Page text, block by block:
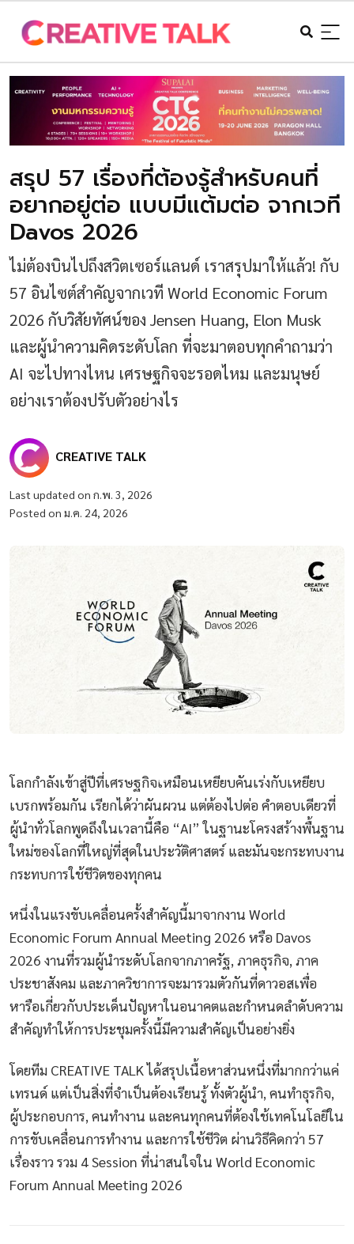
สรุป 57 เรื่องที่ต้องรู้สำหรับคนที่
อยากอยู่ต่อ แบบมีแต้มต่อ จากเวที
Davos 2026
ไม่ต้องบินไปถึงสวิตเซอร์แลนด์ เราสรุปมาให้แล้ว! กับ
57 อินไซต์สำคัญจากเวที World Economic Forum
2026 กับวิสัยทัศน์ของ Jensen Huang, Elon Musk
และผู้นำความคิดระดับโลก ที่จะมาตอบทุกคำถามว่า
AI จะไปทางไหน เศรษฐกิจจะรอดไหม และมนุษย์
อย่างเราต้องปรับตัวอย่างไร
CREATIVE TALK
Last updated on ก.พ. 3, 2026
Posted on ม.ค. 24, 2026
โลกกำลังเข้าสู่ปีที่เศรษฐกิจเหมือนเหยียบคันเร่งกับเหยียบ
เบรกพร้อมกัน เรียกได้ว่าผันผวน แต่ต้องไปต่อ คำตอบเดียวที่
ผู้นำทั่วโลกพูดถึงในเวลานี้คือ “AI” ในฐานะโครงสร้างพื้นฐาน
ใหม่ของโลกที่ใหญ่ที่สุดในประวัติศาสตร์ และมันจะกระทบงาน
กระทบการใช้ชีวิตของทุกคน
หนึ่งในแรงขับเคลื่อนครั้งสำคัญนี้มาจากงาน World
Economic Forum Annual Meeting 2026 หรือ Davos
2026 งานที่รวมผู้นำระดับโลกจากภาครัฐ, ภาคธุรกิจ, ภาค
ประชาสังคม และภาควิชาการจะมารวมตัวกันที่ดาวอสเพื่อ
หารือเกี่ยวกับประเด็นปัญหาในอนาคตและกำหนดลำดับความ
สำคัญทำให้การประชุมครั้งนี้มีความสำคัญเป็นอย่างยิ่ง
โดยทีม CREATIVE TALK ได้สรุปเนื้อหาส่วนหนึ่งที่มากกว่าแค่
เทรนด์ แต่เป็นสิ่งที่จำเป็นต้องเรียนรู้ ทั้งตัวผู้นำ, คนทำธุรกิจ,
ผู้ประกอบการ, คนทำงาน และคนทุกคนที่ต้องใช้เทคโนโลยีใน
การขับเคลื่อนการทำงาน และการใช้ชีวิต ผ่านวิธีคิดกว่า 57
เรื่องราว รวม 4 Session ที่น่าสนใจใน World Economic
Forum Annual Meeting 2026